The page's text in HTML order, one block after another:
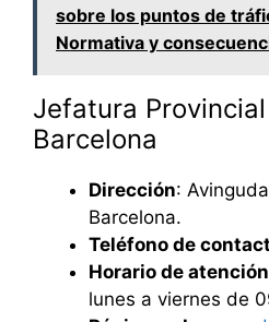
sobre los puntos de
Normativa y
Jefatura
Barcelona
Dirección:
Barcelona.
Teléfono de
Horario de
lunes a viernes de